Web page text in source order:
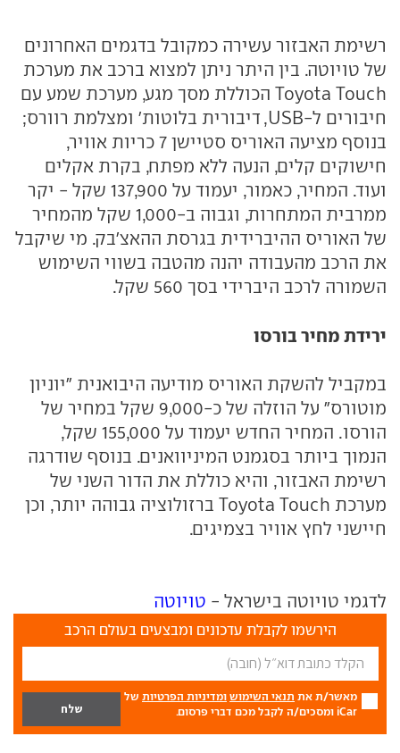
רשימת האבזור עשירה כמקובל בדגמים האחרונים
של טויוטה. בין היתר ניתן למצוא ברכב את מערכת
Toyota Touch הכוללת מסך מגע, מערכת שמע עם
חיבורים ל-USB, דיבורית בלוטות' ומצלמת רוורס;
בנוסף מציעה האוריס סטיישן 7 כריות אוויר,
חישוקים קלים, הנעה ללא מפתח, בקרת אקלים
ועוד. המחיר, כאמור, יעמוד על 137,900 שקל - יקר
ממרבית המתחרות, וגבוה ב-1,000 שקל מהמחיר
של האוריס ההיברידית בגרסת ההאצ'בק. מי שיקבל
את הרכב מהעבודה יהנה מהטבה בשווי השימוש
השמורה לרכב היברידי בסך 560 שקל.
ירידת מחיר בורסו
במקביל להשקת האוריס מודיעה היבואנית "יוניון
מוטורס" על הוזלה של כ-9,000 שקל במחיר של
הורסו. המחיר החדש יעמוד על 155,000 שקל,
הנמוך ביותר בסגמנט המיניוואנים. בנוסף שודרגה
רשימת האבזור, והיא כוללת את הדור השני של
מערכת Toyota Touch ברזולוציה גבוהה יותר, וכן
חיישני לחץ אוויר בצמיגים.
לדגמי טויוטה בישראל - טויוטה
הירשמו לקבלת עדכונים ומבצעים בעולם הרכב
מאשר/ת את תנאי השימוש ומדיניות הפרטיות של
iCar ומסכים/ה לקבל מכם דברי פרסום.